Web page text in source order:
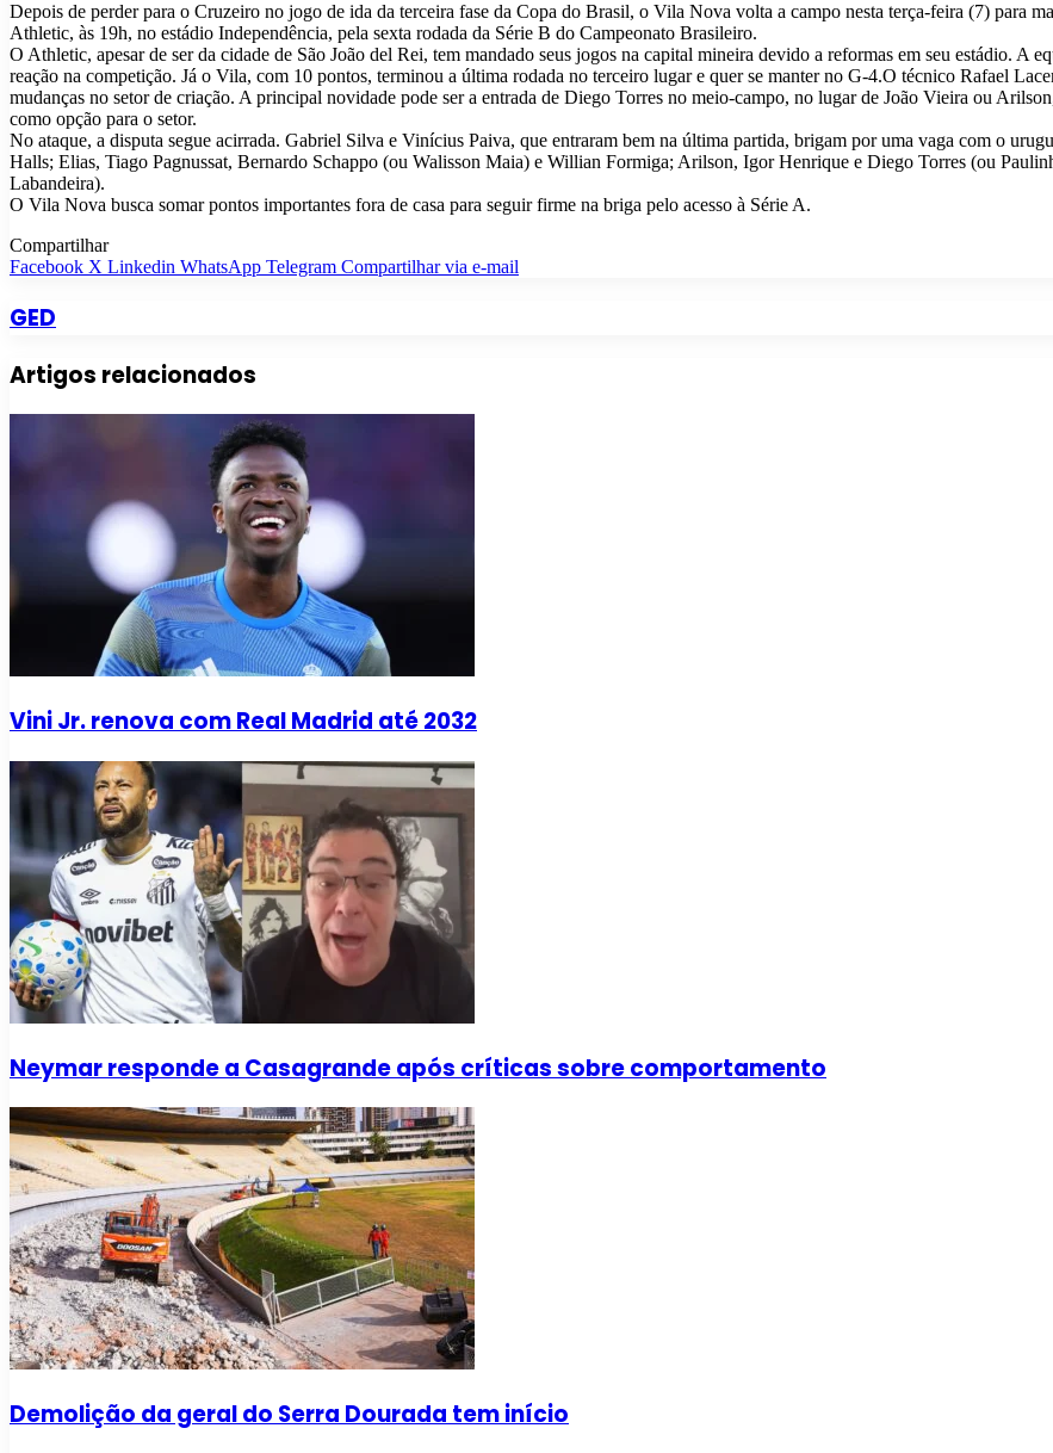
Depois de perder para o Cruzeiro no jogo de ida da terceira fase da Copa do Brasil, o Vila Nova volta a campo nesta terça-feira (7) para
Athletic, às 19h, no estádio Independência, pela sexta rodada da Série B do Campeonato Brasileiro.
O Athletic, apesar de ser da cidade de São João del Rei, tem mandado seus jogos na capital mineira devido a reformas em seu estádio. A
reação na competição. Já o Vila, com 10 pontos, terminou a última rodada no terceiro lugar e quer se manter no G-4.O técnico Rafael
mudanças no setor de criação. A principal novidade pode ser a entrada de Diego Torres no meio-campo, no lugar de João Vieira ou
como opção para o setor.
No ataque, a disputa segue acirrada. Gabriel Silva e Vinícius Paiva, que entraram bem na última partida, brigam por uma vaga com o
Halls; Elias, Tiago Pagnussat, Bernardo Schappo (ou Walisson Maia) e Willian Formiga; Arilson, Igor Henrique e Diego Torres (ou
Labandeira).
O Vila Nova busca somar pontos importantes fora de casa para seguir firme na briga pelo acesso à Série A.
Compartilhar
Facebook X Linkedin WhatsApp Telegram Compartilhar via e-mail
GED
Artigos relacionados
Vini Jr. renova com Real Madrid até 2032
Neymar responde a Casagrande após críticas sobre comportamento
Demolição da geral do Serra Dourada tem início